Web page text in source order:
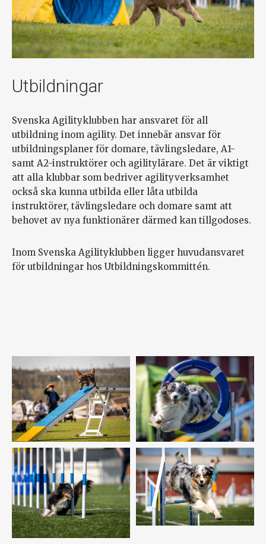
Utbildningar
Svenska Agilityklubben har ansvaret för all
utbildning inom agility. Det innebär ansvar för
utbildningsplaner för domare, tävlingsledare, A1-
samt A2-instruktörer och agilitylärare. Det är viktigt
att alla klubbar som bedriver agilityverksamhet
också ska kunna utbilda eller låta utbilda
instruktörer, tävlingsledare och domare samt att
behovet av nya funktionärer därmed kan tillgodoses.
Inom Svenska Agilityklubben ligger huvudansvaret
för utbildningar hos Utbildningskommittén.